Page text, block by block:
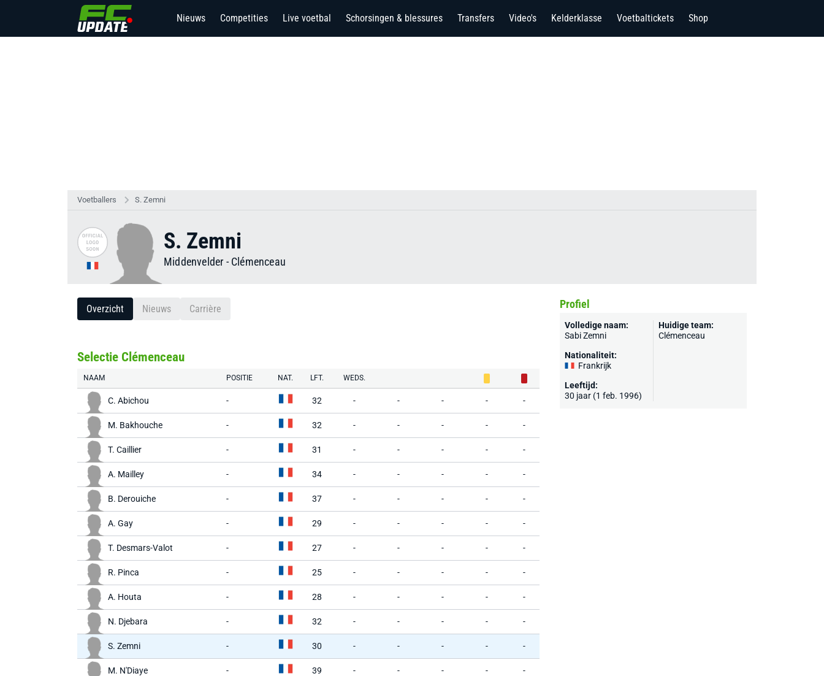
Nieuws Competities Live voetbal Schorsingen & blessures Transfers Video's Kelderklasse Voetbaltickets Shop
Voetballers S. Zemni
S. Zemni
Middenvelder - Clémenceau
Overzicht Nieuws Carrière
Selectie Clémenceau
NAAM POSITIE NAT. LFT. WEDS.
C. Abichou - 32 - - - - -
M. Bakhouche - 32 - - - - -
T. Caillier - 31 - - - - -
A. Mailley - 34 - - - - -
B. Derouiche - 37 - - - - -
A. Gay - 29 - - - - -
T. Desmars-Valot - 27 - - - - -
R. Pinca - 25 - - - - -
A. Houta - 28 - - - - -
N. Djebara - 32 - - - - -
S. Zemni - 30 - - - - -
M. N'Diaye - 39 - - - - -
Profiel
Volledige naam:
Sabi Zemni
Nationaliteit:
Frankrijk
Leeftijd:
30 jaar (1 feb. 1996)
Huidige team:
Clémenceau